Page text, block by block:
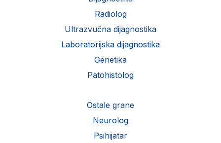
Radiolog
Ultrazvučna dijagnostika
Laboratorijska dijagnostika
Genetika
Patohistolog
Ostale grane
Neurolog
Psihijatar